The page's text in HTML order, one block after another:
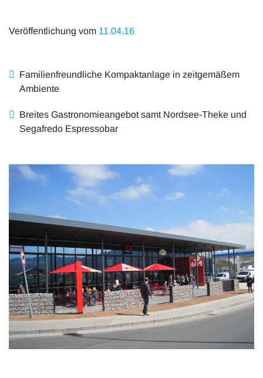
Audioformate
Veröffentlichung vom 11.04.16
Familienfreundliche Kompaktanlage in zeitgemäßem
Ambiente
Breites Gastronomieangebot samt Nordsee-Theke und
Segafredo Espressobar